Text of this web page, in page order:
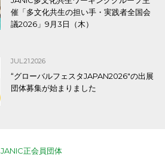
催「多文化共生の担い手・実践者全国会
議2026」9月3日（木）
JUL.21.2026
“グローバルフェスタJAPAN2026″の出展
団体募集が始まりました
JANIC正会員団体